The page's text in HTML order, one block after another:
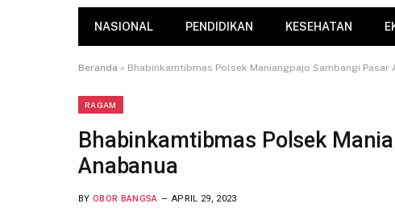
NASIONAL PENDIDIKAN KESEHATAN
Beranda » Bhabinkamtibmas Polsek Maniangpajo Sambangi Pasar
RAGAM
Bhabinkamtibmas Polsek
Anabanua
BY OBOR BANGSA APRIL 29, 2023